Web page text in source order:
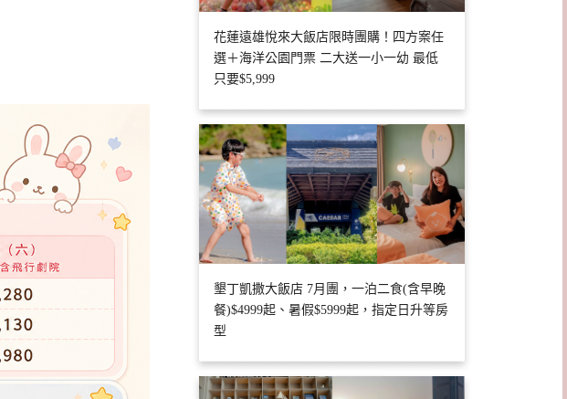
花蓮遠雄悅來大飯店限時團購！四方案任
選＋海洋公園門票 二大送一小一幼 最低
只要$5,999
墾丁凱撒大飯店 7月團，一泊二食(含早晚
餐)$4999起、暑假$5999起，指定日升等房
型